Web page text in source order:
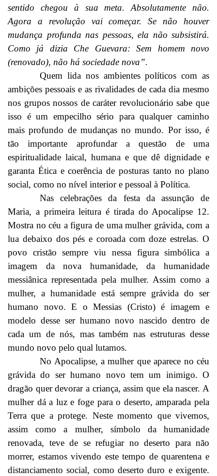
sentido chegou à sua meta. Absolutamente não.
Agora a revolução vai começar. Se não houver
mudança profunda nas pessoas, ela não subsistirá.
Como já dizia Che Guevara: Sem homem novo
(renovado), não há sociedade nova”.
Quem lida nos ambientes políticos com as
ambições pessoais e as rivalidades de cada dia mesmo
nos grupos nossos de caráter revolucionário sabe que
isso é um empecilho sério para qualquer caminho
mais profundo de mudanças no mundo. Por isso, é
tão importante aprofundar a questão de uma
espiritualidade laical, humana e que dê dignidade e
garanta Ética e coerência de posturas tanto no plano
social, como no nível interior e pessoal à Política.
Nas celebrações da festa da assunção de
Maria, a primeira leitura é tirada do Apocalipse 12.
Mostra no céu a figura de uma mulher grávida, com a
lua debaixo dos pés e coroada com doze estrelas. O
povo cristão sempre viu nessa figura simbólica a
imagem da nova humanidade, da humanidade
messiânica representada pela mulher. Assim como a
mulher, a humanidade está sempre grávida do ser
humano novo. E o Messias (Cristo) é imagem e
modelo desse ser humano novo nascido dentro de
cada um de nós, mas também nas estruturas desse
mundo novo pelo qual lutamos.
No Apocalipse, a mulher que aparece no céu
grávida do ser humano novo tem um inimigo. O
dragão quer devorar a criança, assim que ela nascer. A
mulher dá a luz e foge para o deserto, amparada pela
Terra que a protege. Neste momento que vivemos,
assim como a mulher, símbolo da humanidade
renovada, teve de se refugiar no deserto para não
morrer, estamos vivendo este tempo de quarentena e
distanciamento social, como deserto duro e exigente.